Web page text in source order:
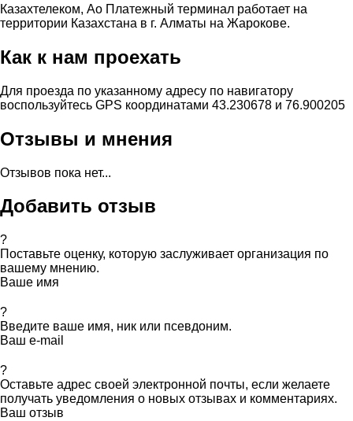
Казахтелеком, Ао Платежный терминал работает на
территории Казахстана в г. Алматы на Жарокове.
Как к нам проехать
Для проезда по указанному адресу по навигатору
воспользуйтесь GPS координатами 43.230678 и 76.900205
Отзывы и мнения
Отзывов пока нет...
Добавить отзыв
?
Поставьте оценку, которую заслуживает организация по
вашему мнению.
Ваше имя
?
Введите ваше имя, ник или псевдоним.
Ваш e-mail
?
Оставьте адрес своей электронной почты, если желаете
получать уведомления о новых отзывах и комментариях.
Ваш отзыв